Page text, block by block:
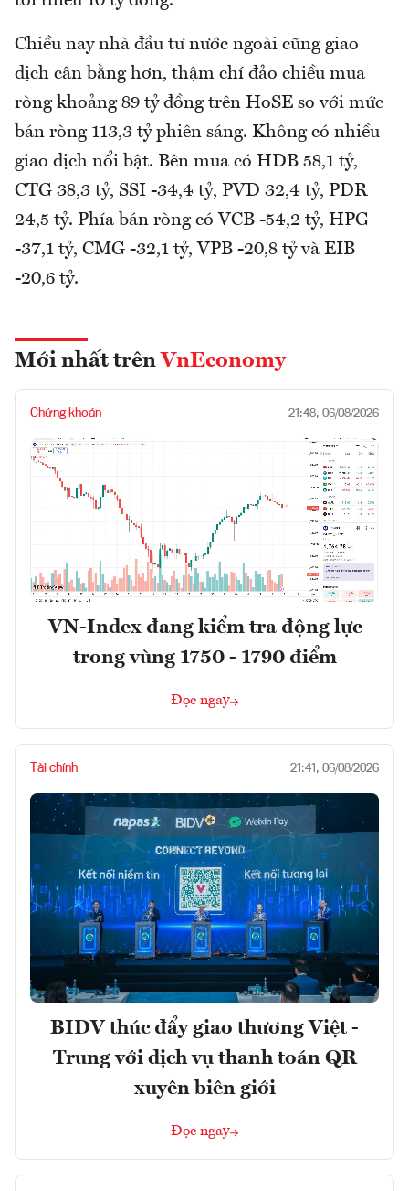
Chiều nay nhà đầu tư nước ngoài cũng giao
dịch cân bằng hơn, thậm chí đảo chiều mua
ròng khoảng 89 tỷ đồng trên HoSE so với mức
bán ròng 113,3 tỷ phiên sáng. Không có nhiều
giao dịch nổi bật. Bên mua có HDB 58,1 tỷ,
CTG 38,3 tỷ, SSI -34,4 tỷ, PVD 32,4 tỷ, PDR
24,5 tỷ. Phía bán ròng có VCB -54,2 tỷ, HPG
-37,1 tỷ, CMG -32,1 tỷ, VPB -20,8 tỷ và EIB
-20,6 tỷ.
Mới nhất trên VnEconomy
Chứng khoán 21:48, 06/08/2026
VN-Index đang kiểm tra động lực
trong vùng 1750 - 1790 điểm
Đọc ngay
Tài chính 21:41, 06/08/2026
BIDV thúc đẩy giao thương Việt -
Trung với dịch vụ thanh toán QR
xuyên biên giới
Đọc ngay